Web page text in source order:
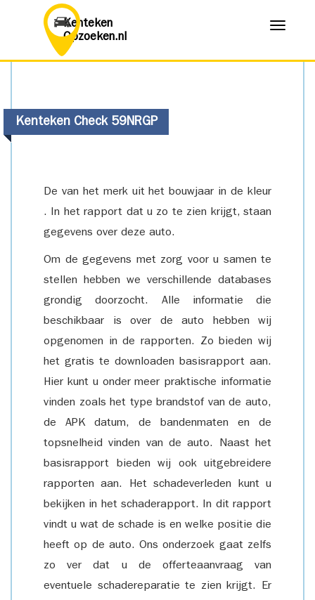
Kenteken
Opzoeken.nl
Menu
Kenteken Check 59NRGP
De van het merk uit het bouwjaar in de kleur
. In het rapport dat u zo te zien krijgt, staan
gegevens over deze auto.
Om de gegevens met zorg voor u samen te
stellen hebben we verschillende databases
grondig doorzocht. Alle informatie die
beschikbaar is over de auto hebben wij
opgenomen in de rapporten. Zo bieden wij
het gratis te downloaden basisrapport aan.
Hier kunt u onder meer praktische informatie
vinden zoals het type brandstof van de auto,
de APK datum, de bandenmaten en de
topsnelheid vinden van de auto. Naast het
basisrapport bieden wij ook uitgebreidere
rapporten aan. Het schadeverleden kunt u
bekijken in het schaderapport. In dit rapport
vindt u wat de schade is en welke positie die
heeft op de auto. Ons onderzoek gaat zelfs
zo ver dat u de offerteaanvraag van
eventuele schadereparatie te zien krijgt. Er